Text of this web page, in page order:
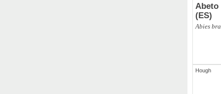
Abeto
(ES)
Abies
Hough